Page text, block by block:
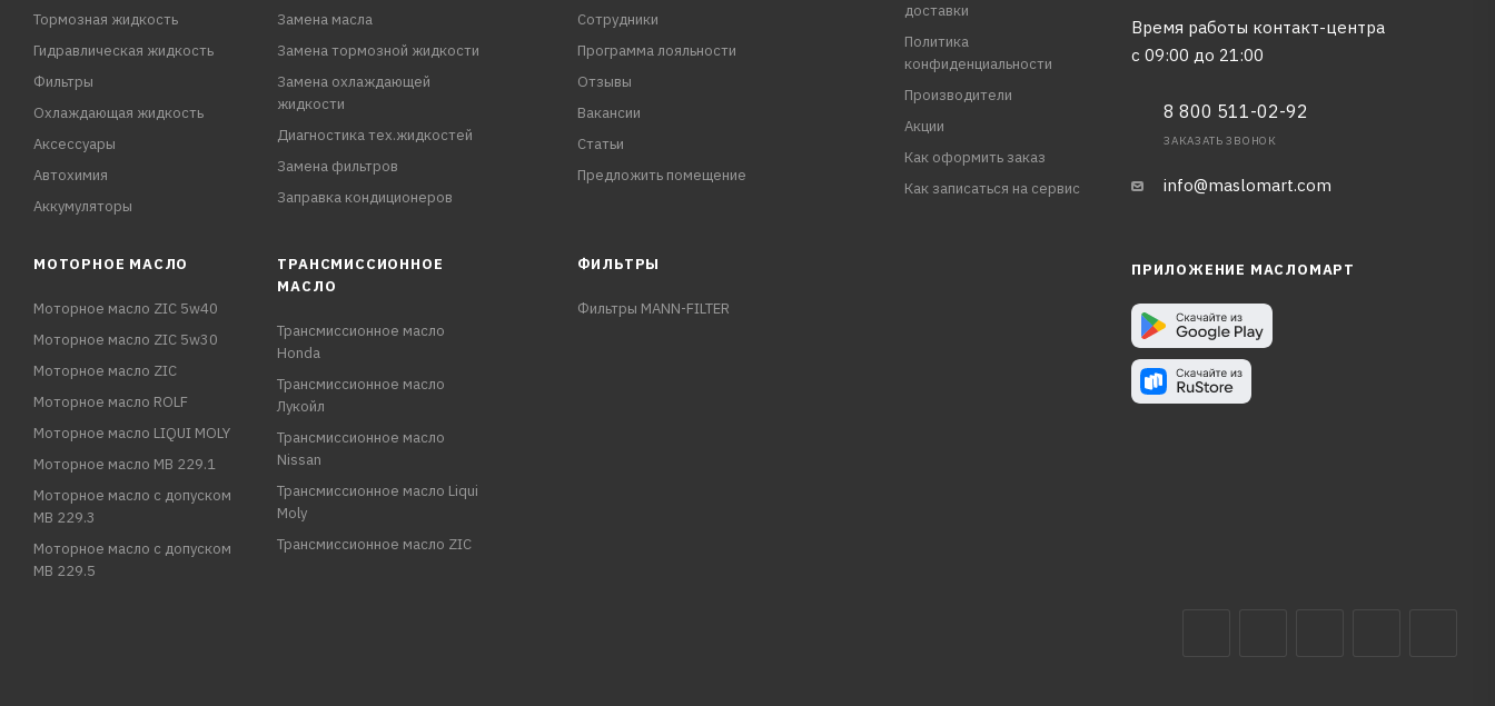
Тормозная жидкость
Гидравлическая жидкость
Фильтры
Охлаждающая жидкость
Аксессуары
Автохимия
Аккумуляторы
Замена масла
Замена тормозной жидкости
Замена охлаждающей
жидкости
Диагностика тех.жидкостей
Замена фильтров
Заправка кондиционеров
Сотрудники
Программа лояльности
Отзывы
Вакансии
Статьи
Предложить помещение
доставки
Политика
конфиденциальности
Производители
Акции
Как оформить заказ
Как записаться на сервис
Время работы контакт-центра
с 09:00 до 21:00
8 800 511-02-92
ЗАКАЗАТЬ ЗВОНОК
info@maslomart.com
МОТОРНОЕ МАСЛО
Моторное масло ZIC 5w40
Моторное масло ZIC 5w30
Моторное масло ZIC
Моторное масло ROLF
Моторное масло LIQUI MOLY
Моторное масло MB 229.1
Моторное масло с допуском
MB 229.3
Моторное масло с допуском
MB 229.5
ТРАНСМИССИОННОЕ
МАСЛО
Трансмиссионное масло
Honda
Трансмиссионное масло
Лукойл
Трансмиссионное масло
Nissan
Трансмиссионное масло Liqui
Moly
Трансмиссионное масло ZIC
ФИЛЬТРЫ
Фильтры MANN-FILTER
ПРИЛОЖЕНИЕ МАСЛОМАРТ